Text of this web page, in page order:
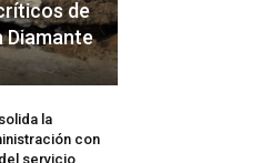
de
Diamante
la
con
servicio